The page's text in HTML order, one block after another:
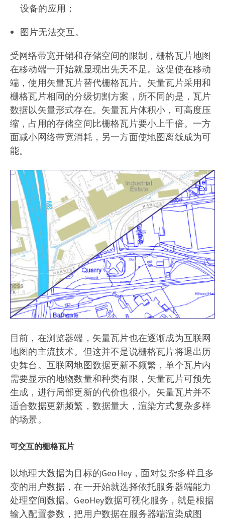
设备的应用；
图片无法交互。
受网络带宽开销和存储空间的限制，栅格瓦片地图
在移动端一开始就显现出先天不足。这促使在移动
端，使用矢量瓦片替代栅格瓦片。矢量瓦片采用和
栅格瓦片相同的分级切割方案，所不同的是，瓦片
数据以矢量形式存在。矢量瓦片体积小，可高度压
缩，占用的存储空间比栅格瓦片要小上千倍。一方
面减小网络带宽消耗，另一方面使地图离线成为可
能。
目前，在浏览器端，矢量瓦片也在逐渐成为互联网
地图的主流技术。但这并不是说栅格瓦片将退出历
史舞台。互联网地图数据更新不频繁，单个瓦片内
需要显示的地物数量和种类有限，矢量瓦片可预先
生成，进行局部更新的代价也很小。矢量瓦片并不
适合数据更新频繁，数据量大，渲染方式复杂多样
的场景。
可交互的栅格瓦片
以地理大数据为目标的GeoHey，面对复杂多样且多
变的用户数据，在一开始就选择依托服务器端能力
处理空间数据。GeoHey数据可视化服务，就是根据
输入配置参数，把用户数据在服务器端渲染成图